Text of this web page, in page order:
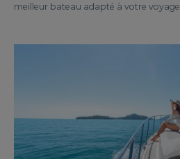
meilleur bateau adapté à votre voyage.